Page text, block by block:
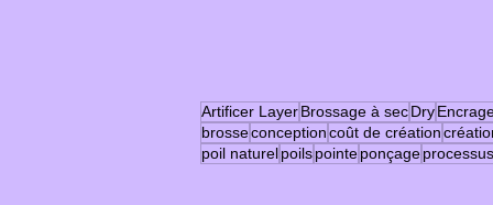
Artificer LayerBrossage à secDry
brosseconceptioncoût de création
poil naturelpoilspointeponçageprocessus